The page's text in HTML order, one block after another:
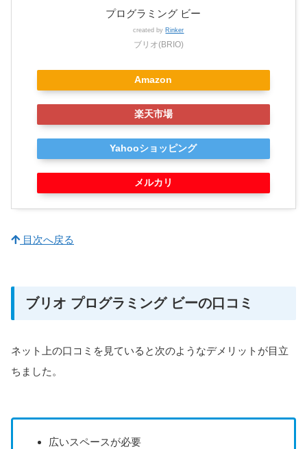
プログラミング ビー
created by Rinker
ブリオ(BRIO)
Amazon
楽天市場
Yahooショッピング
メルカリ
目次へ戻る
ブリオ プログラミング ビーの口コミ
ネット上の口コミを見ていると次のようなデメリットが目立
ちました。
広いスペースが必要